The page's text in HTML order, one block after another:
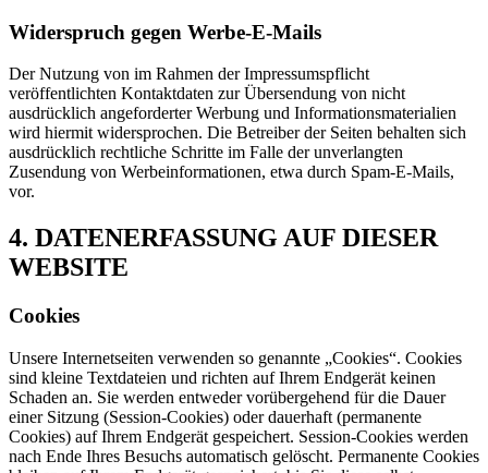
Widerspruch gegen Werbe-E-Mails
Der Nutzung von im Rahmen der Impressumspflicht
veröffentlichten Kontaktdaten zur Übersendung von nicht
ausdrücklich angeforderter Werbung und Informationsmaterialien
wird hiermit widersprochen. Die Betreiber der Seiten behalten sich
ausdrücklich rechtliche Schritte im Falle der unverlangten
Zusendung von Werbeinformationen, etwa durch Spam-E-Mails,
vor.
4. DATENERFASSUNG AUF DIESER
WEBSITE
Cookies
Unsere Internetseiten verwenden so genannte „Cookies“. Cookies
sind kleine Textdateien und richten auf Ihrem Endgerät keinen
Schaden an. Sie werden entweder vorübergehend für die Dauer
einer Sitzung (Session-Cookies) oder dauerhaft (permanente
Cookies) auf Ihrem Endgerät gespeichert. Session-Cookies werden
nach Ende Ihres Besuchs automatisch gelöscht. Permanente Cookies